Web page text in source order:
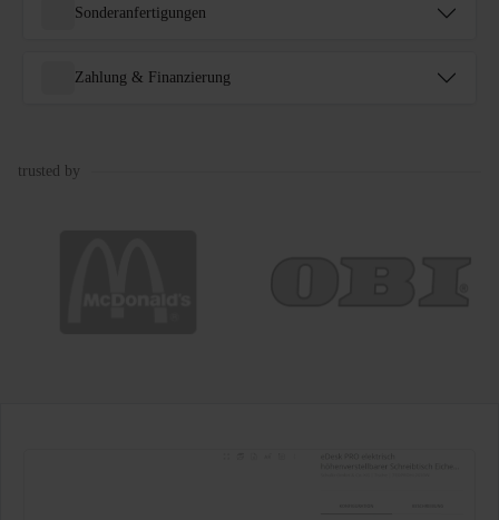
Sonderanfertigungen
Zahlung & Finanzierung
trusted by